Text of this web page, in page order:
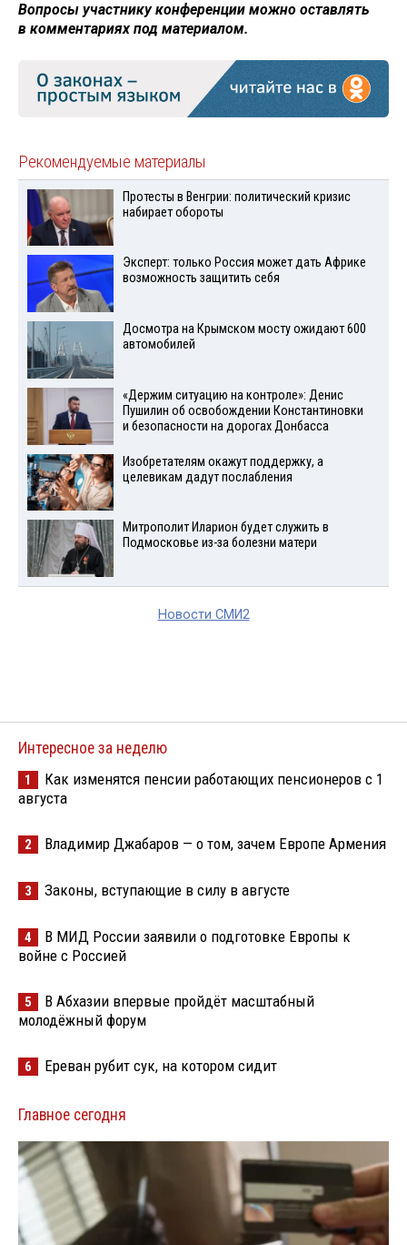
Вопросы участнику конференции можно оставлять
в комментариях под материалом.
Рекомендуемые материалы
Протесты в Венгрии: политический кризис
набирает обороты
Эксперт: только Россия может дать Африке
возможность защитить себя
Досмотра на Крымском мосту ожидают 600
автомобилей
«Держим ситуацию на контроле»: Денис
Пушилин об освобождении Константиновки
и безопасности на дорогах Донбасса
Изобретателям окажут поддержку, а
целевикам дадут послабления
Митрополит Иларион будет служить в
Подмосковье из-за болезни матери
Новости СМИ2
Интересное за неделю
1
Как изменятся пенсии работающих пенсионеров с 1
августа
2 Владимир Джабаров — о том, зачем Европе Армения
3 Законы, вступающие в силу в августе
4
В МИД России заявили о подготовке Европы к
войне с Россией
5
В Абхазии впервые пройдёт масштабный
молодёжный форум
6 Ереван рубит сук, на котором сидит
Главное сегодня